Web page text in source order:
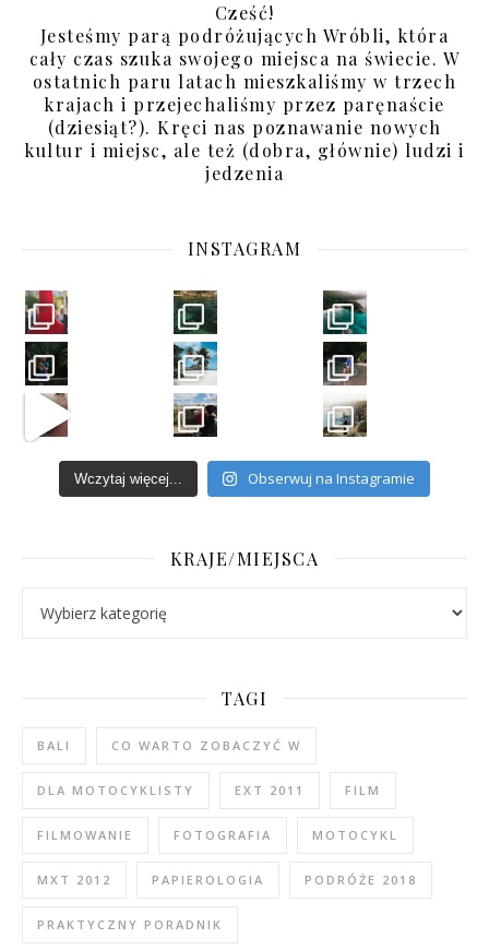
Cześć!
Jesteśmy parą podróżujących Wróbli, która
cały czas szuka swojego miejsca na świecie. W
ostatnich paru latach mieszkaliśmy w trzech
krajach i przejechaliśmy przez paręnaście
(dziesiąt?). Kręci nas poznawanie nowych
kultur i miejsc, ale też (dobra, głównie) ludzi i
jedzenia
INSTAGRAM
Wczytaj więcej... Obserwuj na Instagramie
KRAJE/MIEJSCA
TAGI
BALI CO WARTO ZOBACZYĆ W
DLA MOTOCYKLISTY EXT 2011 FILM
FILMOWANIE FOTOGRAFIA MOTOCYKL
MXT 2012 PAPIEROLOGIA PODRÓŻE 2018
PRAKTYCZNY PORADNIK